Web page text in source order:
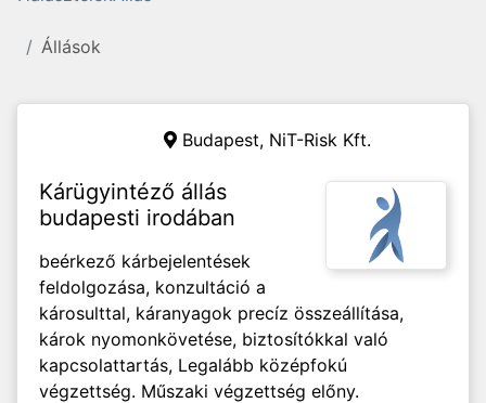
Állások
Budapest, NiT-Risk Kft.
Kárügyintéző állás
budapesti irodában
beérkező kárbejelentések
feldolgozása, konzultáció a
károsulttal, káranyagok precíz összeállítása,
károk nyomonkövetése, biztosítókkal való
kapcsolattartás, Legalább középfokú
végzettség. Műszaki végzettség előny.